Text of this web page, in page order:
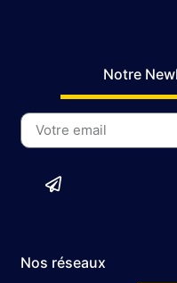
Notre
Nos réseaux